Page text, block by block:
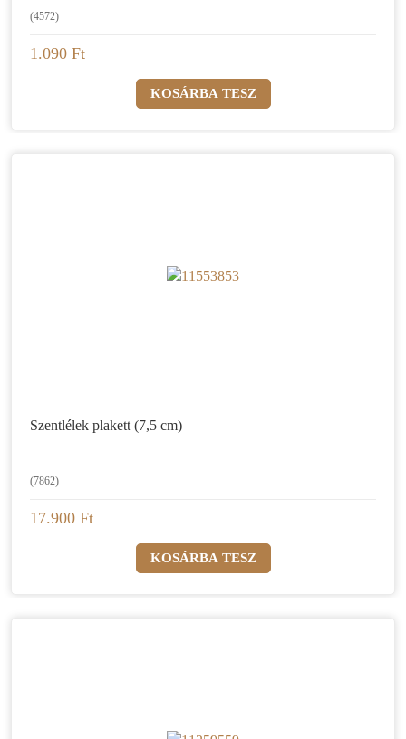
(4572)
1.090 Ft
Szentlélek plakett (7,5 cm)
(7862)
17.900 Ft